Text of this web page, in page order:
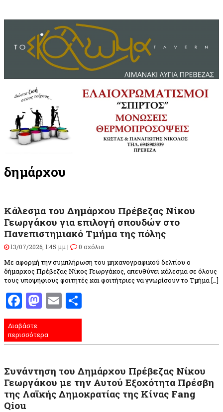
δημάρχου
Κάλεσμα του Δημάρχου Πρέβεζας Νίκου
Γεωργάκου για επιλογή σπουδών στο
Πανεπιστημιακό Τμήμα της πόλης
13/07/2026, 1:45 μμ | 0 σχόλια
Με αφορμή την συμπλήρωση του μηχανογραφικού δελτίου ο
δήμαρχος Πρέβεζας Νίκος Γεωργάκος, απευθύνει κάλεσμα σε όλους
τους υποψήφιους φοιτητές και φοιτήτριες να γνωρίσουν το Τμήμα […]
Facebook
Mastodon
Email
Διαβάστε
περισσότερα
Συνάντηση του Δημάρχου Πρέβεζας Νίκου
Γεωργάκου με την Αυτού Εξοχότητα Πρέσβη
της Λαϊκής Δημοκρατίας της Κίνας Fang
Qiou